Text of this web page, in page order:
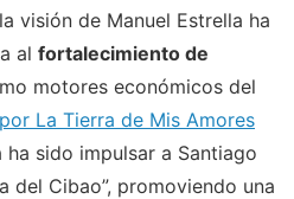
visión de Manuel Estrella ha
al fortalecimiento de
motores económicos del
La Tierra de Mis Amores
sido impulsar a Santiago
del Cibao”, promoviendo una